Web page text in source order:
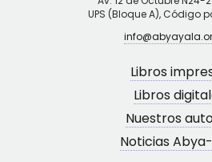
UPS (Bloque A), Código
Libros
Libros
Nuestros
Noticias